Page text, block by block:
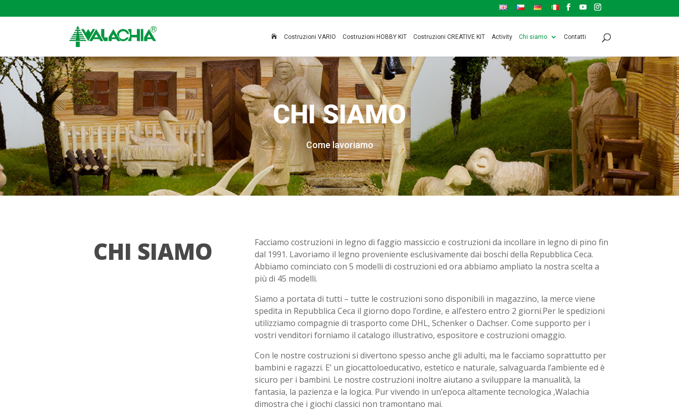
 Costruzioni VARIO Costruzioni HOBBY KIT Costruzioni CREATIVE KIT Activity Chi siamo Contatti
CHI SIAMO
Come lavoriamo
CHI SIAMO
Facciamo costruzioni in legno di faggio massiccio e costruzioni da incollare in legno di pino fin
dal 1991. Lavoriamo il legno proveniente esclusivamente dai boschi della Repubblica Ceca.
Abbiamo cominciato con 5 modelli di costruzioni ed ora abbiamo ampliato la nostra scelta a
più di 45 modelli.
Siamo a portata di tutti – tutte le costruzioni sono disponibili in magazzino, la merce viene
spedita in Repubblica Ceca il giorno dopo l’ordine, e all’estero entro 2 giorni.Per le spedizioni
utilizziamo compagnie di trasporto come DHL, Schenker o Dachser. Come supporto per i
vostri venditori forniamo il catalogo illustrativo, espositore e costruzioni omaggio.
Con le nostre costruzioni si divertono spesso anche gli adulti, ma le facciamo soprattutto per
bambini e ragazzi. E’ un giocattoloeducativo, estetico e naturale, salvaguarda l’ambiente ed è
sicuro per i bambini. Le nostre costruzioni inoltre aiutano a sviluppare la manualità, la
fantasia, la pazienza e la logica. Pur vivendo in un’epoca altamente tecnologica ,Walachia
dimostra che i giochi classici non tramontano mai.